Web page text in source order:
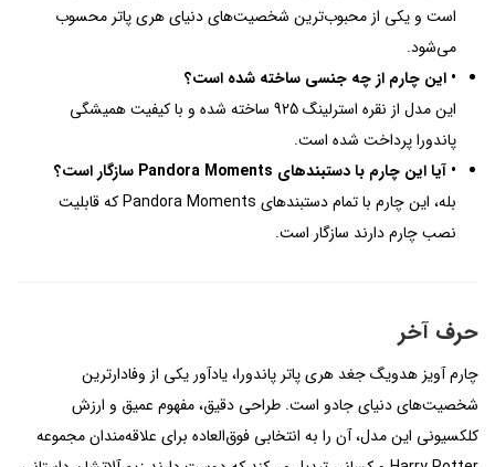
است و یکی از محبوب‌ترین شخصیت‌های دنیای هری پاتر محسوب
می‌شود.
• این چارم از چه جنسی ساخته شده است؟
این مدل از نقره استرلینگ 925 ساخته شده و با کیفیت همیشگی
پاندورا پرداخت شده است.
• آیا این چارم با دستبندهای Pandora Moments سازگار است؟
بله، این چارم با تمام دستبندهای Pandora Moments که قابلیت
نصب چارم دارند سازگار است.
حرف آخر
چارم آویز هدویگ جغد هری پاتر پاندورا، یادآور یکی از وفادارترین
شخصیت‌های دنیای جادو است. طراحی دقیق، مفهوم عمیق و ارزش
کلکسیونی این مدل، آن را به انتخابی فوق‌العاده برای علاقه‌مندان مجموعه